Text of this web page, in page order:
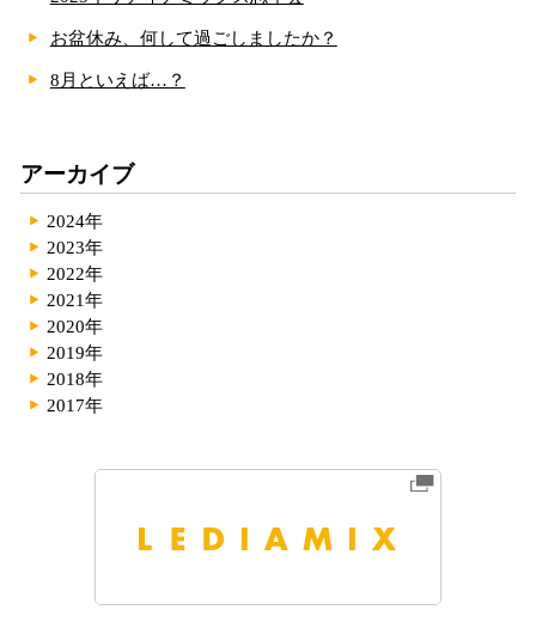
お盆休み、何して過ごしましたか？
8月といえば…？
アーカイブ
2024年
2023年
2022年
2021年
2020年
2019年
2018年
2017年